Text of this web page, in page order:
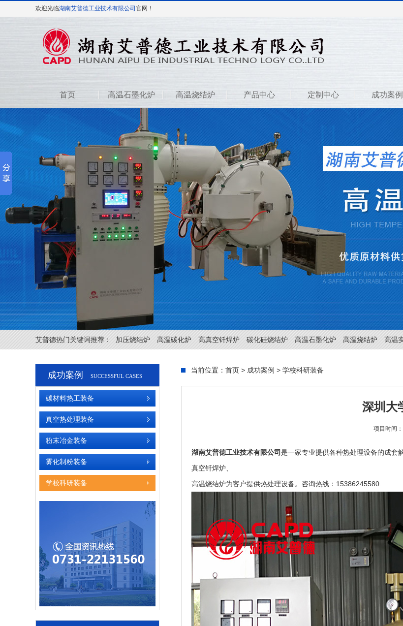
欢迎光临湖南艾普德工业技术有限公司 官网！
首页 高温石墨化炉 高温烧结炉 产品中心 定制中心 成功案例
艾普德热门关键词推荐： 加压烧结炉 高温碳化炉 高真空钎焊炉 碳化硅烧结炉 高温石墨化炉 高温烧结炉 高温
成功案例 SUCCESSFUL CASES
碳材料热工装备
真空热处理装备
粉末冶金装备
雾化制粉装备
学校科研装备
当前位置： 首页 > 成功案例 > 学校科研装备
深圳大
项目时间
湖南艾普德工业技术有限公司是一家专业提供各种热处理设备的成套
真空钎焊炉、
高温烧结炉为客户提供热处理设备。咨询热线：15386245580.